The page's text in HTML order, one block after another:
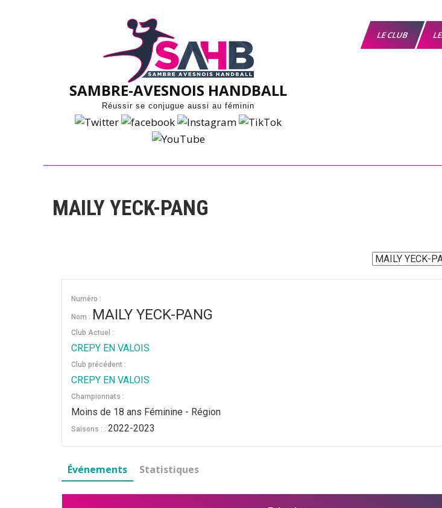
SAMBRE-AVESNOIS HANDBALL
Réussir se conjugue aussi au féminin
LE CLUB
MAILY YECK-PANG
Numéro :
Nom : MAILY YECK-PANG
Club Actuel :
CREPY EN VALOIS
Club précédent :
CREPY EN VALOIS
Championnats :
Moins de 18 ans Féminine - Région
Saisons : : 2022-2023
Événements Statistiques